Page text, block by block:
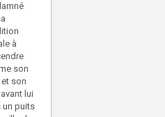
à
son
son
lui
un puits